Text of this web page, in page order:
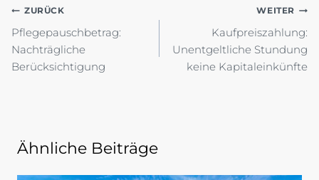
Beitragsnavigation
ZURÜCK
Pflegepauschbetrag:
Nachträgliche
Berücksichtigung
WEITER
Kaufpreiszahlung:
Unentgeltliche Stundung
keine Kapitaleinkünfte
Ähnliche Beiträge